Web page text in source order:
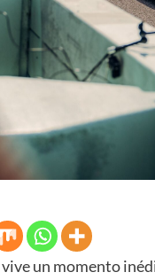
vive un momento